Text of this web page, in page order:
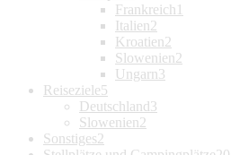
Frankreich 1
Italien2
Kroatien2
Slowenien2
Ungarn3
Reiseziele5
Deutschland3
Slowenien2
Sonstiges2